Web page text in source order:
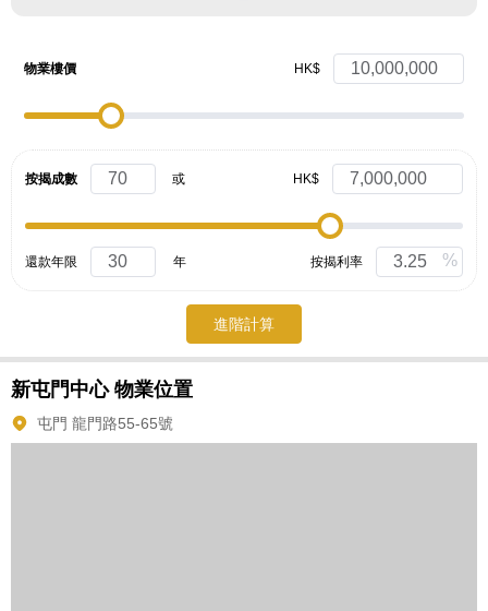
物業樓價 HK$
按揭成數 或 HK$
還款年限 年 按揭利率 %
進階計算
新屯門中心物業位置
屯門 龍門路55-65號